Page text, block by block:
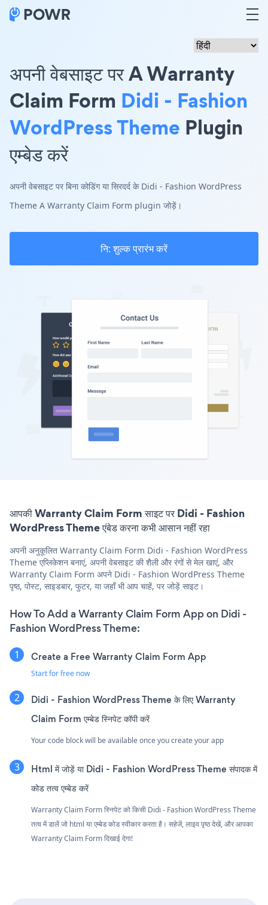
अपनी वेबसाइट पर A Warranty
Claim Form Didi - Fashion
WordPress Theme Plugin
एम्बेड करें
अपनी वेबसाइट पर बिना कोडिंग या सिरदर्द के Didi - Fashion WordPress
Theme A Warranty Claim Form plugin जोड़ें।
नि: शुल्क प्रारंभ करें
आपकी Warranty Claim Form साइट पर Didi - Fashion
WordPress Theme एंबेड करना कभी आसान नहीं रहा
अपनी अनुकूलित Warranty Claim Form Didi - Fashion WordPress
Theme एप्लिकेशन बनाएं, अपनी वेबसाइट की शैली और रंगों से मेल खाएं, और
Warranty Claim Form अपने Didi - Fashion WordPress Theme
पृष्ठ, पोस्ट, साइडबार, फुटर, या जहाँ भी आप चाहें, पर जोड़ें साइट।
How To Add a Warranty Claim Form App on Didi -
Fashion WordPress Theme:
Create a Free Warranty Claim Form App
Start for free now
Didi - Fashion WordPress Theme के लिए Warranty
Claim Form एम्बेड स्निपेट कॉपी करें
Your code block will be available once you create your app
Html में जोड़ें या Didi - Fashion WordPress Theme संपादक में
कोड तत्व एम्बेड करें
Warranty Claim Form स्निपेट को किसी Didi - Fashion WordPress Theme
तत्व में डालें जो html या एम्बेड कोड स्वीकार करता है। सहेजें, लाइव पृष्ठ देखें, और आपका
Warranty Claim Form दिखाई देगा!